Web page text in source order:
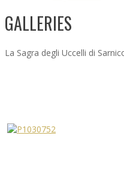
GALLERIES
La Sagra degli Uccelli di